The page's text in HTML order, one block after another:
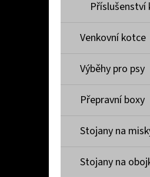
Příslušenství
Venkovní kotce
Výběhy pro psy
Přepravní boxy
Stojany na
Stojany na
PŘÍVĚŠEK